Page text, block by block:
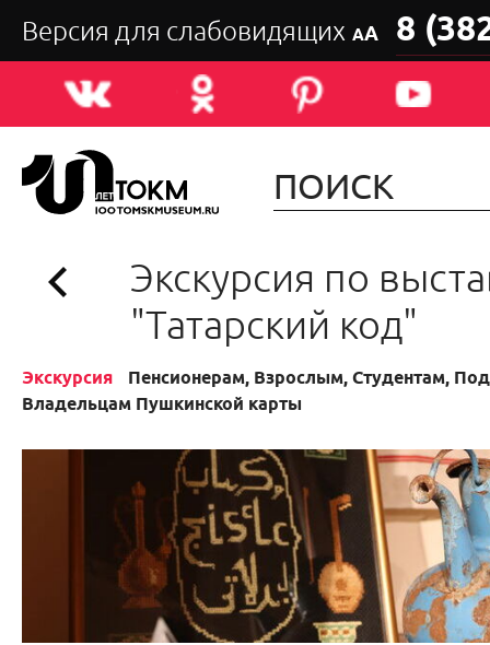
Версия для слабовидящих АА 8
Экскурсия по
"Татарский код"
Экскурсия
Пенсионерам, Взрослым, Студентам,
Владельцам Пушкинской карты